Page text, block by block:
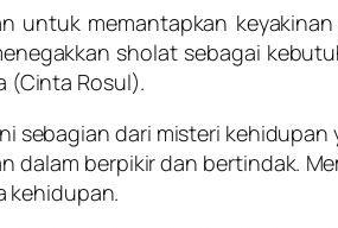
untuk memantapkan
sholat sebagai
(Cinta Rosul).
sebagian dari misteri kehidupan
dalam berpikir dan bertindak.
kehidupan.